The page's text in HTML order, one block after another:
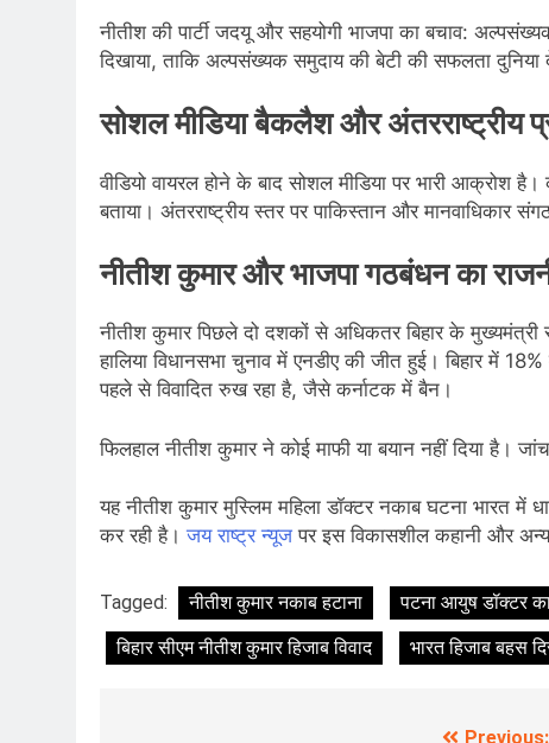
नीतीश की पार्टी जदयू और सहयोगी भाजपा का बचाव:
दिखाया, ताकि अल्पसंख्यक समुदाय की बेटी की सफलता
सोशल मीडिया बैकलैश और अंतरराष्ट्रीय
वीडियो वायरल होने के बाद सोशल मीडिया पर भारी आक्रोश
बताया। अंतरराष्ट्रीय स्तर पर पाकिस्तान और मानवाधिकार
नीतीश कुमार और भाजपा गठबंधन का
नीतीश कुमार पिछले दो दशकों से अधिकतर बिहार के मुख्यमंत्री
हालिया विधानसभा चुनाव में एनडीए की जीत हुई। बिहार में
पहले से विवादित रुख रहा है, जैसे कर्नाटक में बैन।
फिलहाल नीतीश कुमार ने कोई माफी या बयान नहीं दिया है।
यह नीतीश कुमार मुस्लिम महिला डॉक्टर नकाब घटना भारत में
कर रही है।जय राष्ट्र न्यूज पर इस विकासशील कहानी और
Tagged: नीतीश कुमार नकाब हटाना पटना आयुष डॉक्टर
बिहार सीएम नीतीश कुमार हिजाब विवाद
भारत हिजाब बहस
Previous: